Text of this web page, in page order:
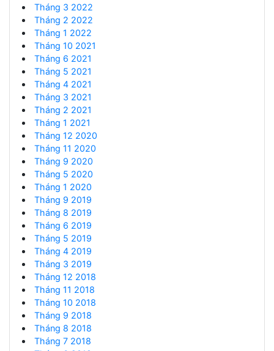
Tháng 3 2022
Tháng 2 2022
Tháng 1 2022
Tháng 10 2021
Tháng 6 2021
Tháng 5 2021
Tháng 4 2021
Tháng 3 2021
Tháng 2 2021
Tháng 1 2021
Tháng 12 2020
Tháng 11 2020
Tháng 9 2020
Tháng 5 2020
Tháng 1 2020
Tháng 9 2019
Tháng 8 2019
Tháng 6 2019
Tháng 5 2019
Tháng 4 2019
Tháng 3 2019
Tháng 12 2018
Tháng 11 2018
Tháng 10 2018
Tháng 9 2018
Tháng 8 2018
Tháng 7 2018